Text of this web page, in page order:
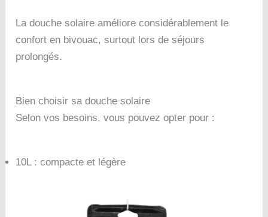
La douche solaire améliore considérablement le
confort en bivouac, surtout lors de séjours
prolongés.
Bien choisir sa douche solaire
Selon vos besoins, vous pouvez opter pour :
10L : compacte et légère